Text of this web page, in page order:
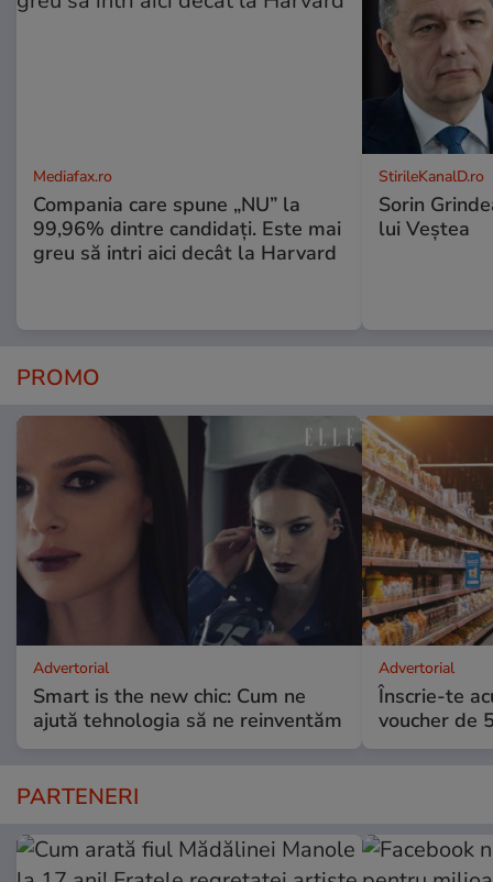
Mediafax.ro
Compania care spune „NU” la
99,96% dintre candidați. Este mai
greu să intri aici decât la Harvard
StirileKanalD.ro
Sorin
lui Veștea
PROMO
Advertorial
Smart is the new chic: Cum ne
ajută tehnologia să ne reinventăm
Advertorial
Înscrie-te
voucher de
PARTENERI